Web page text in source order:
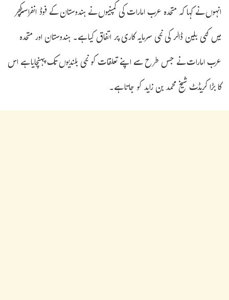
انہوں نے کہا کہ متحدہ عرب امارات کی کمپنیوں نے ہندوستان کے فوڈ انفراسٹرکچر
میں کئی بلین ڈالر کی نئی سرمایہ کاری پر اتفاق کیا ہے۔ ہندوستان اور متحدہ
عرب امارات نے جس طرح سے اپنے تعلقات کو نئی بلندیوں تک پہنچایا ہے اس
کا بڑا کریڈٹ شیخ محمد بن زاید کو جاتا ہے۔